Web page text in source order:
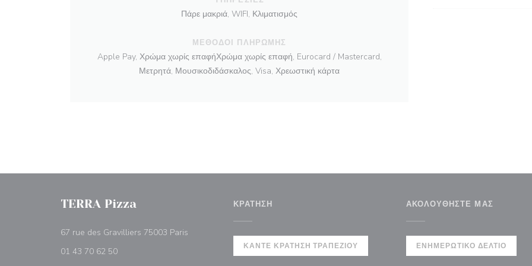
Πάρε μακριά, WIFI, Κλιματισμός
ΜΈΘΟΔΟΙ ΠΛΗΡΩΜΉΣ
Apple Pay, Χρώμα χωρίς επαφήΧρώμα χωρίς επαφή, Eurocard / Mastercard,
Μετρητά, Μουσικοδιδάσκαλος, Visa, Χρεωστική κάρτα
TERRA Pizza
67 rue des Gravilliers 75003 Paris
01 43 70 62 50
ΚΡΆΤΗΣΗ
ΚΆΝΤΕ ΚΡΆΤΗΣΗ ΤΡΑΠΕΖΙΟΎ
ΑΚΟΛΟΥΘΉΣΤΕ ΜΑΣ
ΕΝΗΜΕΡΩΤΙΚΌ ΔΕΛΤΊΟ